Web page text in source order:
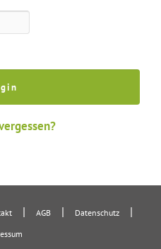
| AGB | Datenschutz |